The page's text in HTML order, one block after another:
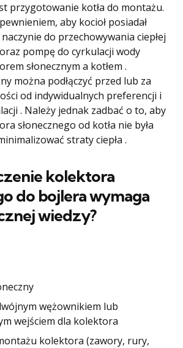
przygotowanie kotła do montażu.
aby kocioł posiadał
do przechowywania ciepłej
pompę do cyrkulacji wody
słonecznym a kotłem .
można podłączyć przed lub za
od indywidualnych preferencji i
. Należy jednak zadbać o to, aby
słonecznego od kotła nie była
straty ciepła .
kolektora
do bojlera wymaga
wiedzy?
wężownikiem lub
wejściem dla kolektora
kolektora (zawory, rury,